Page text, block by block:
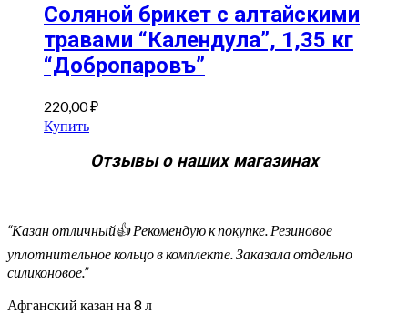
Соляной брикет с алтайскими
травами “Календула”, 1,35 кг
“Добропаровъ”
220,00₽
Купить
Отзывы о наших магазинах
“Казан отличный👍 Рекомендую к покупке. Резиновое
уплотнительное кольцо в комплекте. Заказала отдельно
силиконовое.”
Афганский казан на 8 л